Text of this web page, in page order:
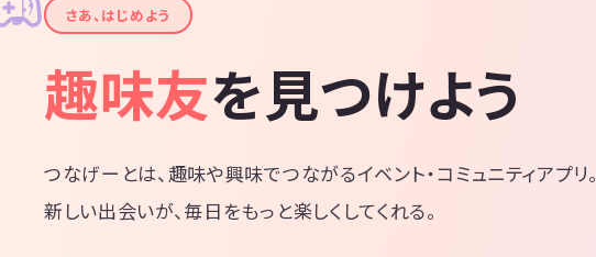
さあ、はじめよう
趣味友を見つけよう
つなげーとは、趣味や興味でつながるイベント・コミュニティアプリ。
新しい出会いが、毎日をもっと楽しくしてくれる。